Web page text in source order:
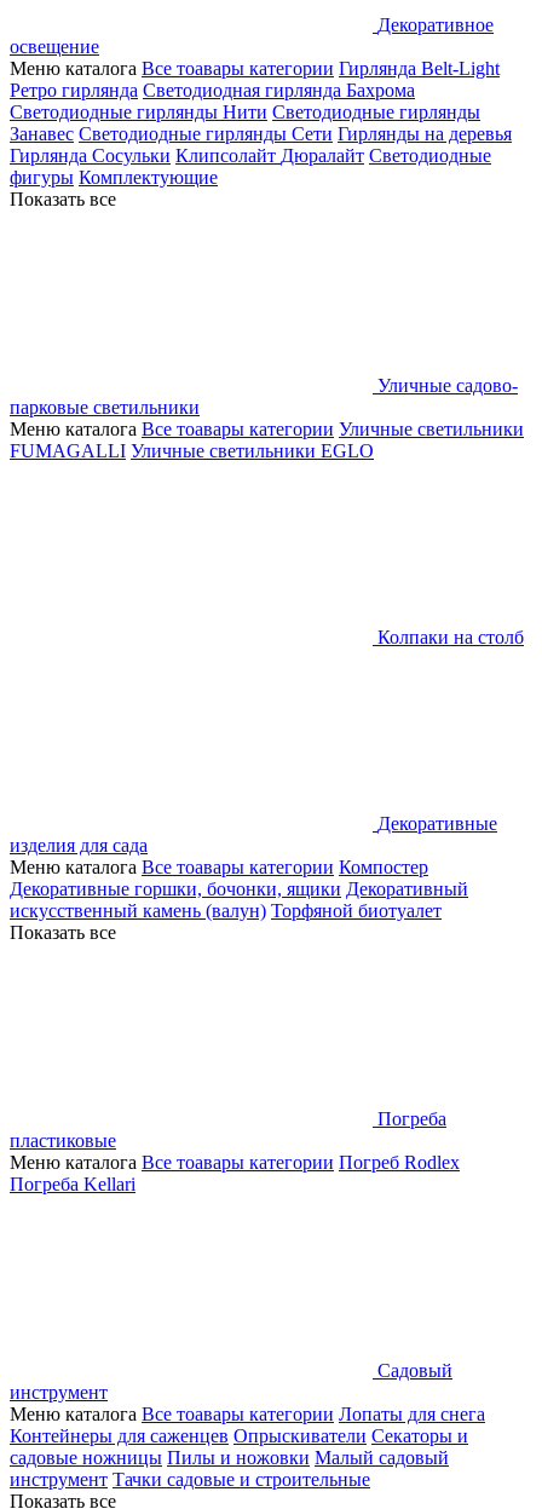
Декоративное
освещение
Меню каталога Все тоавары категории Гирлянда Belt-Light
Ретро гирлянда Светодиодная гирлянда Бахрома
Светодиодные гирлянды Нити Светодиодные гирлянды
Занавес Светодиодные гирлянды Сети Гирлянды на деревья
Гирлянда Сосульки Клипсолайт Дюралайт Светодиодные
фигуры Комплектующие
Показать все
Уличные садово-
парковые светильники
Меню каталога Все тоавары категории Уличные светильники
FUMAGALLI Уличные светильники EGLO
Колпаки на столб
Декоративные
изделия для сада
Меню каталога Все тоавары категории Компостер
Декоративные горшки, бочонки, ящики Декоративный
искусственный камень (валун) Торфяной биотуалет
Показать все
Погреба
пластиковые
Меню каталога Все тоавары категории Погреб Rodlex
Погреба Kellari
Садовый
инструмент
Меню каталога Все тоавары категории Лопаты для снега
Контейнеры для саженцев Опрыскиватели Секаторы и
садовые ножницы Пилы и ножовки Малый садовый
инструмент Тачки садовые и строительные
Показать все